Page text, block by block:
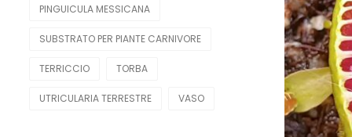
PINGUICULA MESSICANA
SUBSTRATO PER PIANTE CARNIVORE
TERRICCIO TORBA
UTRICULARIA TERRESTRE VASO